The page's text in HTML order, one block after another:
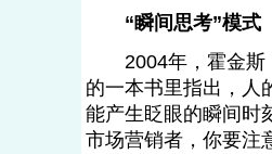
“瞬间思考”模式
2004年，霍金斯（
的一本书里指出，人
能产生眨眼的瞬间时
市场营销者，你要注